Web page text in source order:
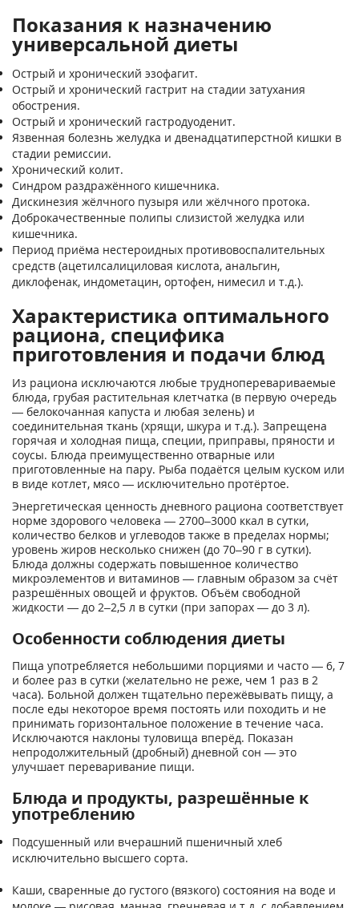
Показания к назначению
универсальной диеты
Острый и хронический эзофагит.
Острый и хронический гастрит на стадии затухания
обострения.
Острый и хронический гастродуоденит.
Язвенная болезнь желудка и двенадцатиперстной кишки в
стадии ремиссии.
Хронический колит.
Синдром раздражённого кишечника.
Дискинезия жёлчного пузыря или жёлчного протока.
Доброкачественные полипы слизистой желудка или
кишечника.
Период приёма нестероидных противовоспалительных
средств (ацетилсалициловая кислота, анальгин,
диклофенак, индометацин, ортофен, нимесил и т.д.).
Характеристика оптимального
рациона, специфика
приготовления и подачи блюд
Из рациона исключаются любые трудноперевариваемые
блюда, грубая растительная клетчатка (в первую очередь
— белокочанная капуста и любая зелень) и
соединительная ткань (хрящи, шкура и т.д.). Запрещена
горячая и холодная пища, специи, приправы, пряности и
соусы. Блюда преимущественно отварные или
приготовленные на пару. Рыба подаётся целым куском или
в виде котлет, мясо — исключительно протёртое.
Энергетическая ценность дневного рациона соответствует
норме здорового человека — 2700–3000 ккал в сутки,
количество белков и углеводов также в пределах нормы;
уровень жиров несколько снижен (до 70–90 г в сутки).
Блюда должны содержать повышенное количество
микроэлементов и витаминов — главным образом за счёт
разрешённых овощей и фруктов. Объём свободной
жидкости — до 2–2,5 л в сутки (при запорах — до 3 л).
Особенности соблюдения диеты
Пища употребляется небольшими порциями и часто — 6, 7
и более раз в сутки (желательно не реже, чем 1 раз в 2
часа). Больной должен тщательно пережёвывать пищу, а
после еды некоторое время постоять или походить и не
принимать горизонтальное положение в течение часа.
Исключаются наклоны туловища вперёд. Показан
непродолжительный (дробный) дневной сон — это
улучшает переваривание пищи.
Блюда и продукты, разрешённые к
употреблению
Подсушенный или вчерашний пшеничный хлеб
исключительно высшего сорта.
Каши, сваренные до густого (вязкого) состояния на воде и